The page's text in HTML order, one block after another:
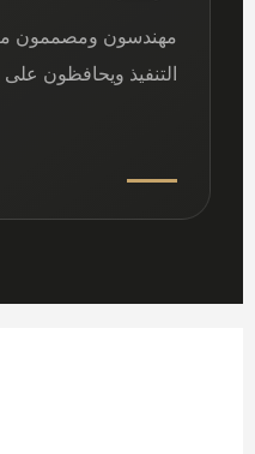
مهندسون ومصممون
التنفيذ ويحافظون